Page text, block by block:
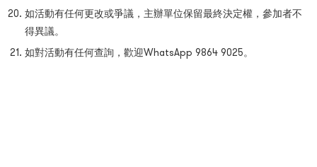
如活動有任何更改或爭議，主辦單位保留最終決定權，參加者不
得異議。
如對活動有任何查詢，歡迎WhatsApp 9864 9025。